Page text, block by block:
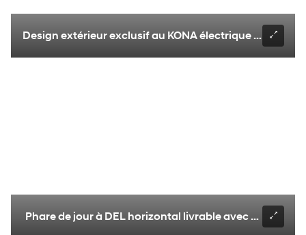
Design extérieur exclusif au KONA électrique avec
Phare de jour à DEL horizontal livrable avec motifs